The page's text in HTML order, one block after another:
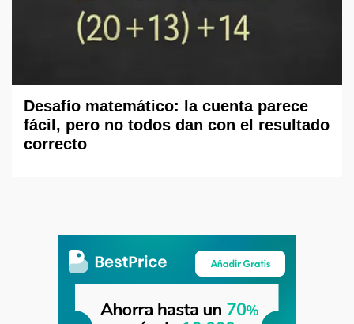
Desafío matemático: la cuenta parece
fácil, pero no todos dan con el resultado
correcto